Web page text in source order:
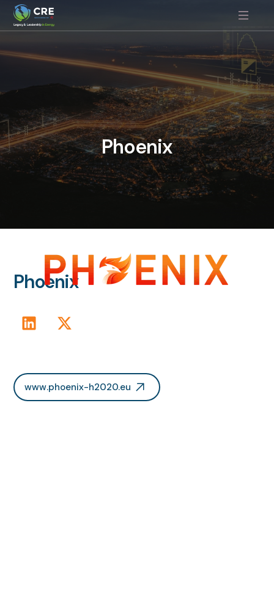
Phoenix
Phoenix
www.phoenix-h2020.eu